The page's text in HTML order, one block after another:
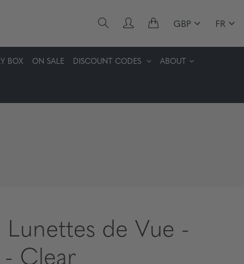
GBP FR
BOX ON SALE DISCOUNT CODES ABOUT
Lunettes de Vue -
- Clear